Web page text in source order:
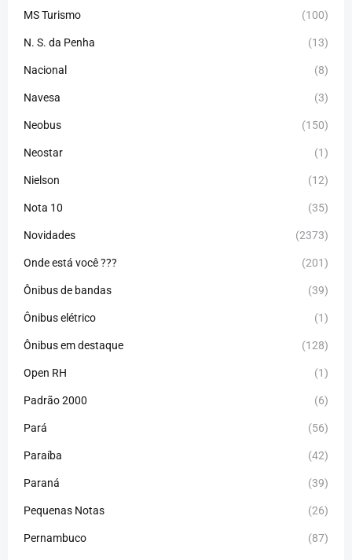
MS Turismo (100)
N. S. da Penha (13)
Nacional (8)
Navesa (3)
Neobus (150)
Neostar (1)
Nielson (12)
Nota 10 (35)
Novidades (2373)
Onde está você ??? (201)
Ônibus de bandas (39)
Ônibus elétrico (1)
Ônibus em destaque (128)
Open RH (1)
Padrão 2000 (6)
Pará (56)
Paraíba (42)
Paraná (39)
Pequenas Notas (26)
Pernambuco (87)